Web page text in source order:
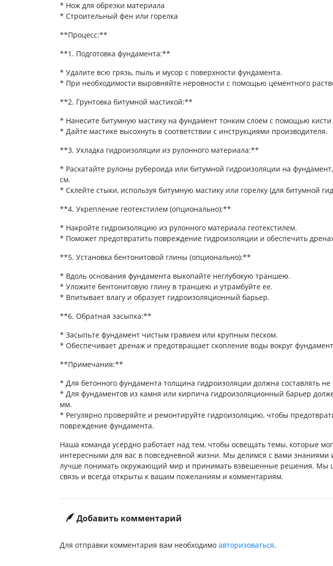
* Нож для обрезки материала
* Строительный фен или горелка
**Процесс:**
**1. Подготовка фундамента:**
* Удалите всю грязь, пыль и мусор с поверхности фундамента.
* При необходимости выровняйте неровности с помощью цементного
**2. Грунтовка битумной мастикой:**
* Нанесите битумную мастику на фундамент тонким слоем с помощью кисти
* Дайте мастике высохнуть в соответствии с инструкциями производителя.
**3. Укладка гидроизоляции из рулонного материала:**
* Раскатайте рулоны рубероида или битумной гидроизоляции на
см.
* Склейте стыки, используя битумную мастику или горелку (для битумной
**4. Укрепление геотекстилем (опционально):**
* Накройте гидроизоляцию из рулонного материала геотекстилем.
* Поможет предотвратить повреждение гидроизоляции и обеспечить
**5. Установка бентонитовой глины (опционально):**
* Вдоль основания фундамента выкопайте неглубокую траншею.
* Уложите бентонитовую глину в траншею и утрамбуйте ее.
* Впитывает влагу и образует гидроизоляционный барьер.
**6. Обратная засыпка:**
* Засыпьте фундамент чистым гравием или крупным песком.
* Обеспечивает дренаж и предотвращает скопление воды вокруг
**Примечания:**
* Для бетонного фундамента толщина гидроизоляции должна составлять
* Для фундаментов из камня или кирпича гидроизоляционный барьер
мм.
* Регулярно проверяйте и ремонтируйте гидроизоляцию, чтобы
повреждение фундамента.
Наша команда усердно работает над тем, чтобы освещать темы, которые
интересными для вас в повседневной жизни. Мы делимся с вами знаниями
лучше понимать окружающий мир и принимать взвешенные решения. Мы
связь и всегда открыты к вашим пожеланиям и комментариям.
Добавить комментарий
Для отправки комментария вам необходимо авторизоваться.